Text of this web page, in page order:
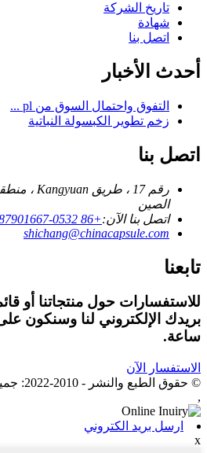
تاريخ الشركة
شهادة
اتصل بنا
أحدث الأخبار
التفوق واحتمال السوق من pl ...
زخم تطوير الكبسولة النباتية
اتصل بنا
الصين
اتصل بنا الآن:+86 0532-87901667
shichang@chinacapsule.com
تابعنا
للاستفسارات حول منتجاتنا أو
ساعة.
الاستفسار الآن
© حقوق
,
ارسل بريد الكتروني
x